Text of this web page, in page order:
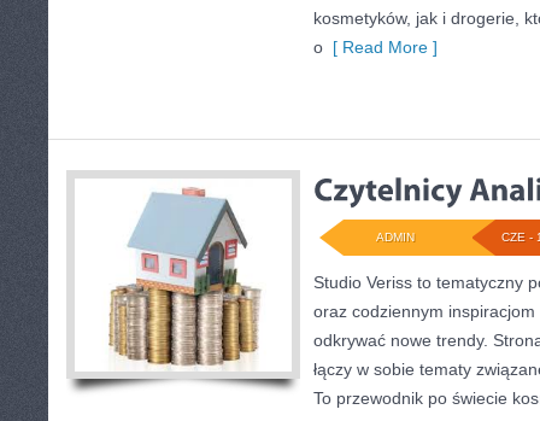
kosmetyków, jak i drogerie,
o [ Read More ]
CZE -
ADMIN
Studio Veriss to tematyczny
oraz codziennym
odkrywać nowe trendy.
łączy w sobie tematy
To przewodnik po świecie